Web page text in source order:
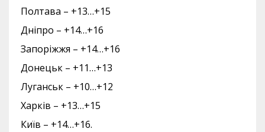
Полтава – +13…+15
Дніпро – +14…+16
Запоріжжя – +14…+16
Донецьк – +11…+13
Луганськ – +10…+12
Харків – +13…+15
Київ – +14…+16.